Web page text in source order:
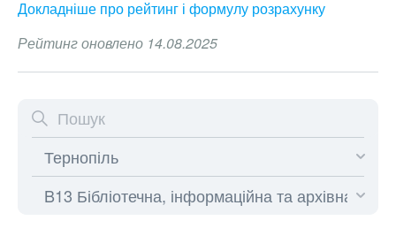
Докладніше про рейтинг і формулу розрахунку
Рейтинг оновлено 14.08.2025